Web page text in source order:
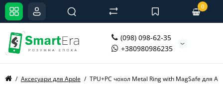
(098) 098-62-35
+380980986235
0
Аксесуари для Apple TPU+PC чохол Metal Ring with MagSafe для